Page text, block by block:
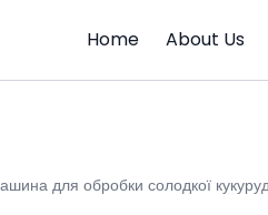
Home About Us
для обробки солодкої